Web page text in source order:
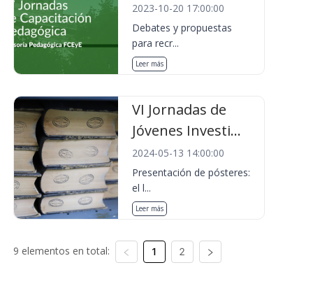
2023-10-20 17:00:00
Debates y propuestas
para recr...
Leer más
VI Jornadas de
Jóvenes Investi...
2024-05-13 14:00:00
Presentación de pósteres:
el l...
Leer más
9 elementos en total: 1 2